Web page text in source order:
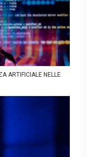
ARTIFICIALE NELLE